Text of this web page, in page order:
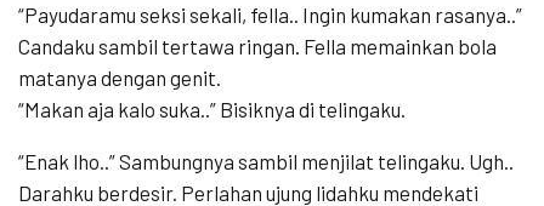
“Payudaramu seksi sekali, fella.. Ingin kumakan rasanya..”
Candaku sambil tertawa ringan. Fella memainkan bola
matanya dengan genit.
“Makan aja kalo suka..” Bisiknya di telingaku.
“Enak lho..” Sambungnya sambil menjilat telingaku. Ugh..
Darahku berdesir. Perlahan ujung lidahku mendekati